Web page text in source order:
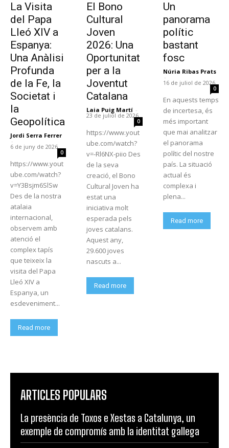
La Visita
del Papa
Lleó XIV a
Espanya:
Una Anàlisi
Profunda
de la Fe, la
Societat i
la
Geopolítica
Jordi Serra Ferrer
-
6 de juny de 2026
0
https://www.yout
ube.com/watch?
v=Y3Bsjm6SlSw
Des de la nostra
atalaia
internacional,
observem amb
atenció el
complex tapís
que teixeix la
visita del Papa
Lleó XIV a
Espanya, un
esdeveniment...
Read more
El Bono
Cultural
Joven
2026: Una
Oportunitat
per a la
Joventut
Catalana
Laia Puig Martí -
23 de juliol de 2026
0
https://www.yout
ube.com/watch?
v=-Rl6NX-piio Des
de la seva
creació, el Bono
Cultural Joven ha
estat una
iniciativa molt
esperada pels
joves catalans.
Aquest any,
29.600 joves
nascuts a...
Read more
Un
panorama
polític
bastant
fosc
Núria Ribas Prats
-
16 de juliol de 2026
0
En aquests temps
de incertesa, és
més important
que mai analitzar
el panorama
polític del nostre
país. La situació
actual és
complexa i
plena...
Read more
ARTICLES POPULARS
La presència de Toxos e Xestas a Catalunya, un
exemple de compromís amb la identitat gallega